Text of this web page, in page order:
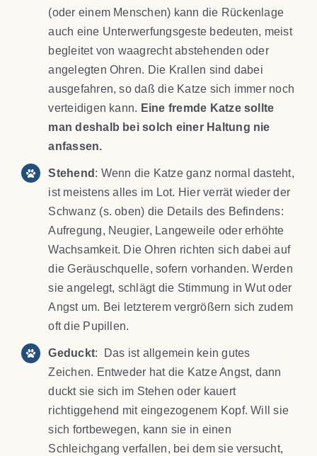
(oder einem Menschen) kann die Rückenlage
auch eine Unterwerfungsgeste bedeuten, meist
begleitet von waagrecht abstehenden oder
angelegten Ohren. Die Krallen sind dabei
ausgefahren, so daß die Katze sich immer noch
verteidigen kann. Eine fremde Katze sollte
man deshalb bei solch einer Haltung nie
anfassen.
Stehend : Wenn die Katze ganz normal dasteht,
ist meistens alles im Lot. Hier verrät wieder der
Schwanz (s. oben) die Details des Befindens:
Aufregung, Neugier, Langeweile oder erhöhte
Wachsamkeit. Die Ohren richten sich dabei auf
die Geräuschquelle, sofern vorhanden. Werden
sie angelegt, schlägt die Stimmung in Wut oder
Angst um. Bei letzterem vergrößern sich zudem
oft die Pupillen.
Geduckt: Das ist allgemein kein gutes
Zeichen. Entweder hat die Katze Angst, dann
duckt sie sich im Stehen oder kauert
richtiggehend mit eingezogenem Kopf. Will sie
sich fortbewegen, kann sie in einen
Schleichgang verfallen, bei dem sie versucht,